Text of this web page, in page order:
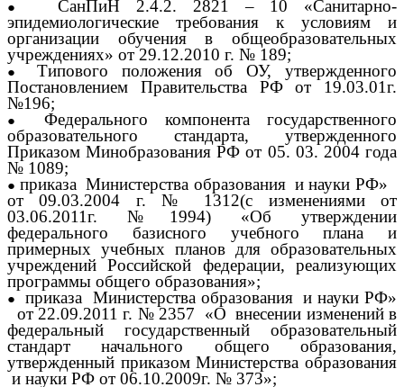
СанПиН 2.4.2. 2821 – 10 «Санитарно-
эпидемиологические требования к условиям и
организации обучения в общеобразовательных
учреждениях» от 29.12.2010 г. № 189;
Типового положения об ОУ, утвержденного
Постановлением Правительства РФ от 19.03.01г.
№196;
Федерального компонента государственного
образовательного стандарта, утвержденного
Приказом Минобразования РФ от 05. 03. 2004 года
№ 1089;
приказа Министерства образования и науки РФ»
от 09.03.2004 г. № 1312(с изменениями от
03.06.2011г. №1994) «Об утверждении
федерального базисного учебного плана и
примерных учебных планов для образовательных
учреждений Российской федерации, реализующих
программы общего образования»;
приказа Министерства образования и науки РФ»
от 22.09.2011 г. № 2357 «О внесении изменений в
федеральный государственный образовательный
стандарт начального общего образования,
утвержденный приказом Министерства образования
и науки РФ от 06.10.2009г. № 373»;